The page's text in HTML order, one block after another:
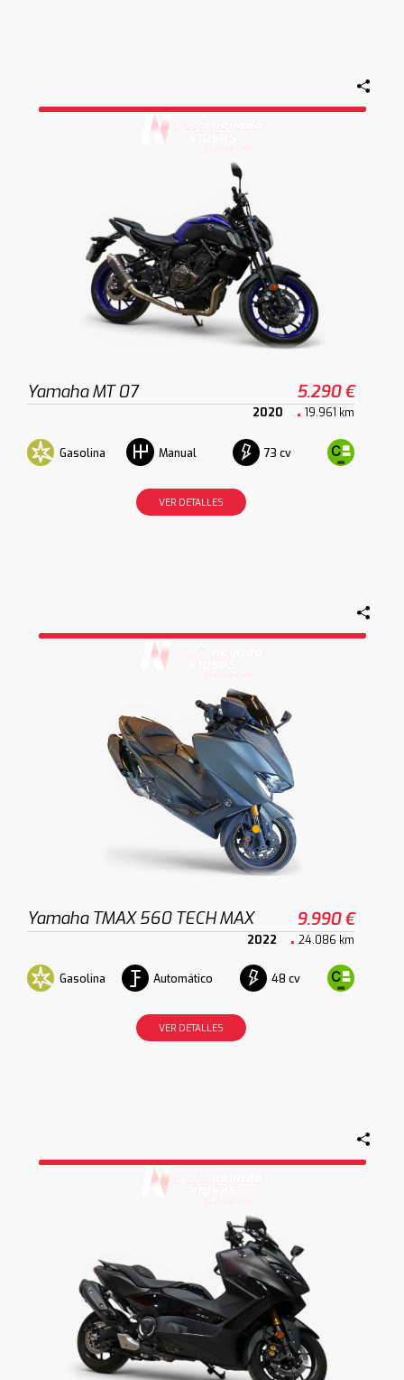
Yamaha MT 07 5.290 €
2020 19.961 km
Gasolina Manual 73 cv
VER DETALLES
Yamaha TMAX 560 TECH MAX 9.990 €
2022 24.086 km
Gasolina Automático 48 cv
VER DETALLES